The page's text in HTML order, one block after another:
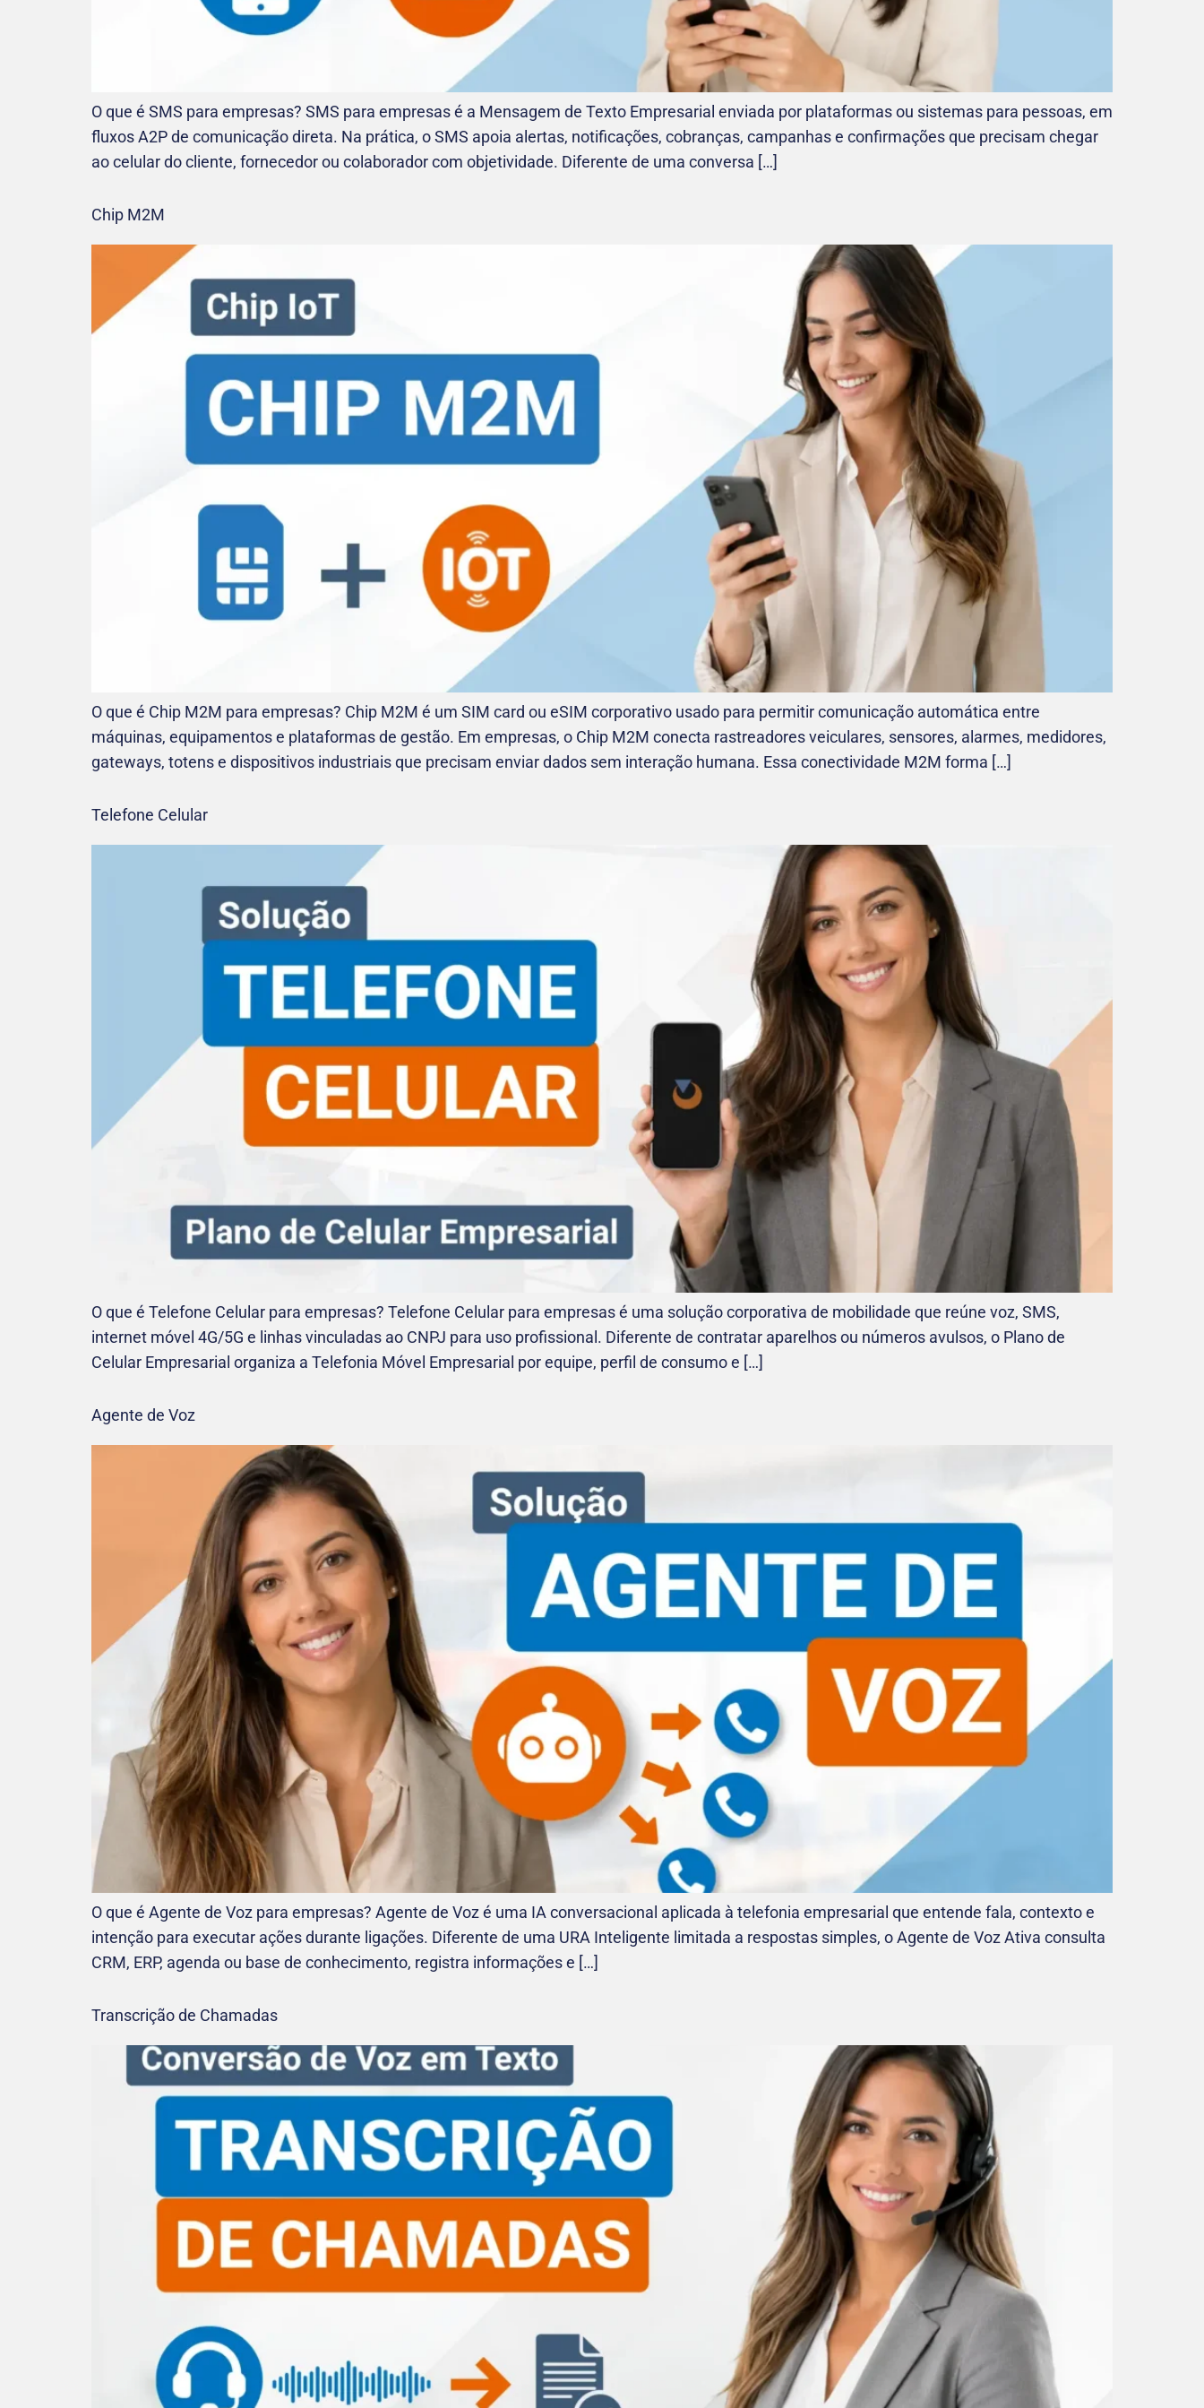
O que é SMS para empresas? SMS para empresas é a Mensagem de Texto Empresarial enviada por plataformas ou sistemas para pessoas, em
fluxos A2P de comunicação direta. Na prática, o SMS apoia alertas, notificações, cobranças, campanhas e confirmações que precisam chegar
ao celular do cliente, fornecedor ou colaborador com objetividade. Diferente de uma conversa […]
Chip M2M
O que é Chip M2M para empresas? Chip M2M é um SIM card ou eSIM corporativo usado para permitir comunicação automática entre
máquinas, equipamentos e plataformas de gestão. Em empresas, o Chip M2M conecta rastreadores veiculares, sensores, alarmes, medidores,
gateways, totens e dispositivos industriais que precisam enviar dados sem interação humana. Essa conectividade M2M forma […]
Telefone Celular
O que é Telefone Celular para empresas? Telefone Celular para empresas é uma solução corporativa de mobilidade que reúne voz, SMS,
internet móvel 4G/5G e linhas vinculadas ao CNPJ para uso profissional. Diferente de contratar aparelhos ou números avulsos, o Plano de
Celular Empresarial organiza a Telefonia Móvel Empresarial por equipe, perfil de consumo e […]
Agente de Voz
O que é Agente de Voz para empresas? Agente de Voz é uma IA conversacional aplicada à telefonia empresarial que entende fala, contexto e
intenção para executar ações durante ligações. Diferente de uma URA Inteligente limitada a respostas simples, o Agente de Voz Ativa consulta
CRM, ERP, agenda ou base de conhecimento, registra informações e […]
Transcrição de Chamadas